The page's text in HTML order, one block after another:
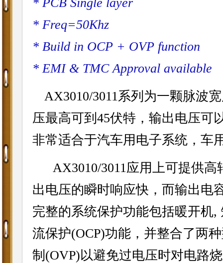
* Freq=50Khz
* Build in OCP + OVP function
* EMI & TMC Approval available
AX3010/3011系列为一颗脉波
压最高可到45伏特，输出电压可
非常适合于汽车用电子系统，车
AX3010/3011应用上可提供高
出电压的瞬时响应快，而输出电
完整的系统保护功能包括暖开机,
流保护(OCP)功能，并整合了两
制(OVP)以避免过电压时对电路